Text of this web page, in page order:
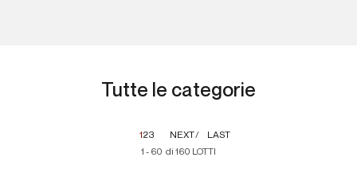
Tutte le categorie
1 - 60 di 160 LOTTI
1 23 NEXT LAST